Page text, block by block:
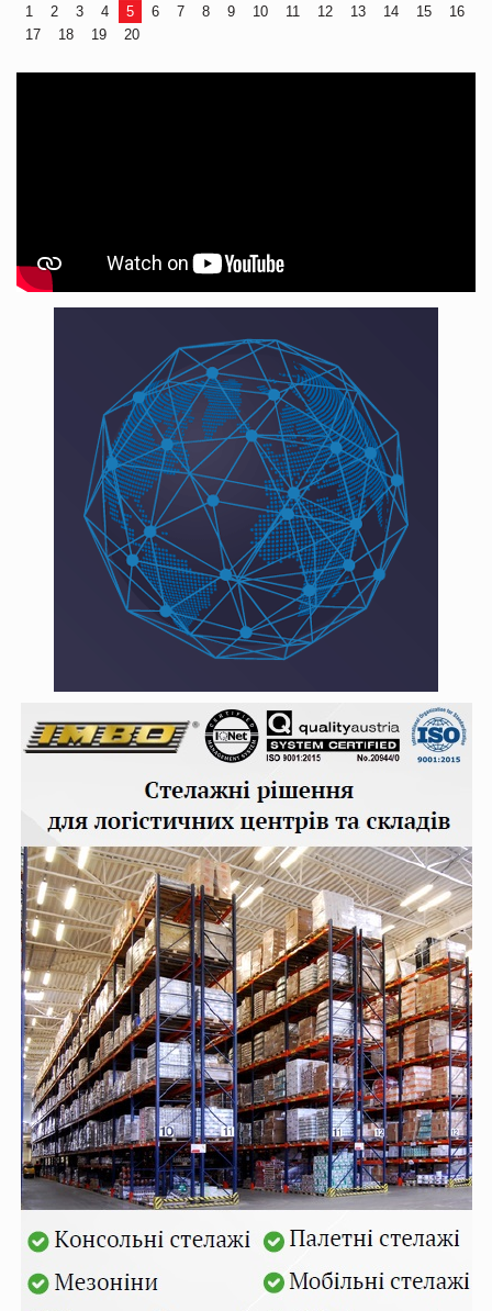
1 2 3 4 5 6 7 8 9 10 11 12 13 14 15
16
17
18 19 20